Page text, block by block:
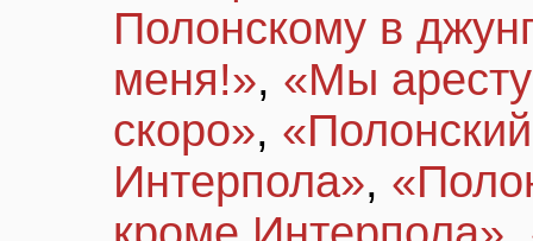
Полонскому в
меня!», «Мы
скоро»,
Интерпола»,